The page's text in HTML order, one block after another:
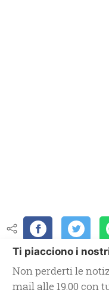
Ti piacciono i
Non perderti le
mail alle 19.00 con